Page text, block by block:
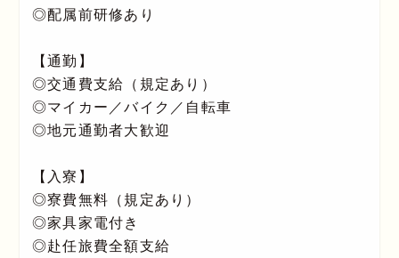
◎配属前研修あり
【通勤】
◎交通費支給（規定あり）
◎マイカー／バイク／自転車
◎地元通勤者大歓迎
【入寮】
◎寮費無料（規定あり）
◎家具家電付き
◎赴任旅費全額支給